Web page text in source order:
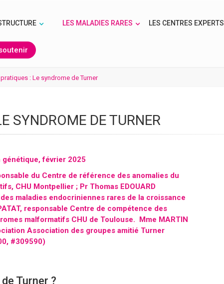
LES MALADIES RARES LES CENTRES EXPERTS
: Le syndrome de Turner
SYNDROME DE TURNER
génétique, février 2025
du Centre de référence des anomalies du
CHU Montpellier ; Pr Thomas EDOUARD
maladies endocriniennes rares de la croissance
responsable Centre de compétence des
malformatifs CHU de Toulouse. Mme MARTIN
Association des groupes amitié Turner
#309590)
Turner ?